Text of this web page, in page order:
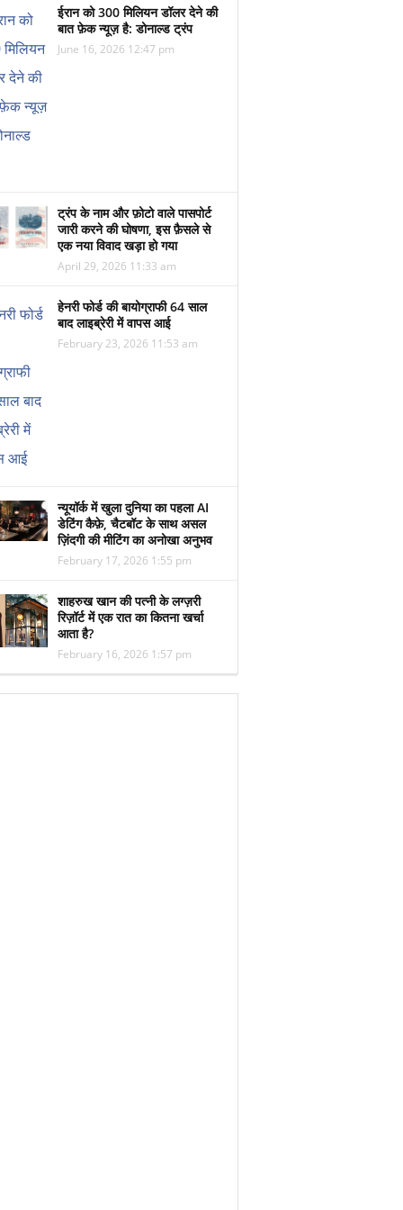
ईरान को 300 मिलियन डॉलर देने की
बात फ़ेक न्यूज़ है: डोनाल्ड ट्रंप
June 16, 2026 12:47 pm
ट्रंप के नाम और फ़ोटो वाले पासपोर्ट
जारी करने की घोषणा, इस फ़ैसले से
एक नया विवाद खड़ा हो गया
April 29, 2026 11:33 am
हेनरी फोर्ड की बायोग्राफी 64 साल
बाद लाइब्रेरी में वापस आई
February 23, 2026 11:53 am
न्यूयॉर्क में खुला दुनिया का पहला AI
डेटिंग कैफ़े, चैटबॉट के साथ असल
ज़िंदगी की मीटिंग का अनोखा अनुभव
February 17, 2026 1:55 pm
शाहरुख खान की पत्नी के लग्ज़री
रिज़ॉर्ट में एक रात का कितना खर्चा
आता है?
February 16, 2026 1:57 pm